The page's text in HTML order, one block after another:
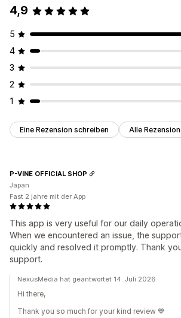
4,9
5
4
3
2
1
Eine Rezension schreiben Alle
This app is very useful for our daily
When we encountered an issue, the
quickly and resolved it promptly. Thank
support.
P-VINE OFFICIAL SHOP
Japan
Fast 2 jahre mit der App
NexusMedia hat geantwortet 14. Juli 2026
Hi there,
Thank you so much for your kind review 💙